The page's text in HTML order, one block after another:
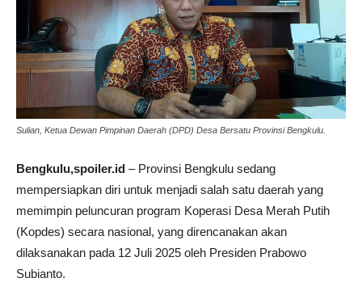
Sulian, Ketua Dewan Pimpinan Daerah (DPD) Desa Bersatu Provinsi Bengkulu.
Bengkulu,spoiler.id – Provinsi Bengkulu sedang
mempersiapkan diri untuk menjadi salah satu daerah yang
memimpin peluncuran program Koperasi Desa Merah Putih
(Kopdes) secara nasional, yang direncanakan akan
dilaksanakan pada 12 Juli 2025 oleh Presiden Prabowo
Subianto.